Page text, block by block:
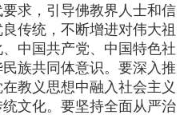
求，引导佛教界人士和信
传统，不断增进对伟大祖
中国共产党、中国特色社
族共同体意识。要深入推
教义思想中融入社会主义
文化。要坚持全面从严治